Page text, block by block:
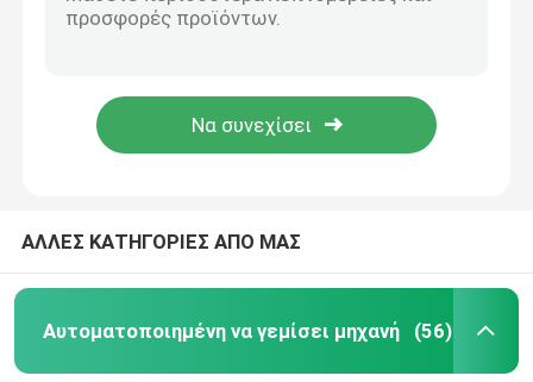
Αυτοματοποιημένη να γεμίσει μηχανή
Βιομηχανική να γεμίσει μηχανή
ΑΛΛΕΣ ΚΑΤΗΓΟΡΙΕΣ ΑΠΟ ΜΑΣ
Αυτοματοποιημένη να γεμίσει μηχανή (56)